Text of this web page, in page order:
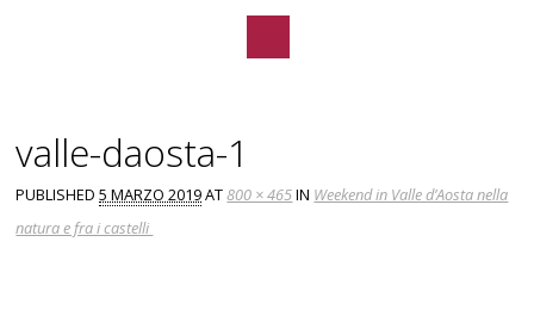
content
valle-daosta-1
PUBLISHED5 MARZO 2019AT800 × 465IN Weekend in Valle d’Aosta nella
natura e fra i castelli